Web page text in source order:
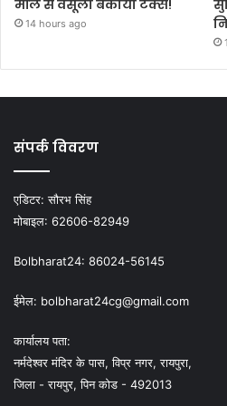
मॉल से वसूला बकाया टैक्स!
14 hours ago
संपर्क विवरण
एडिटर:सौरभ सिंह
मोबाइल: 62606-82949
Bolbharat24: 86024-56145
ईमेल: bolbharat24cg@gmail.com
कार्यालय पता:
नर्मदेश्वर मंदिर के पास, विप्र नगर, रायपुरा,
जिला - रायपुर, पिन कोड - 492013